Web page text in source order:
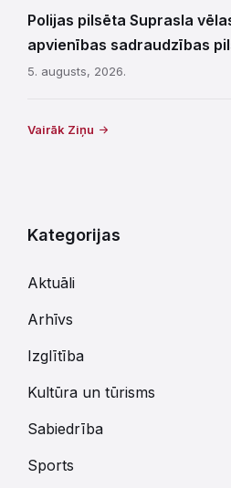
Polijas pilsēta Suprasla
apvienības sadraudzības
5. augusts, 2026.
Vairāk Ziņu
Kategorijas
Aktuāli
Arhīvs
Izglītība
Kultūra un tūrisms
Sabiedrība
Sports